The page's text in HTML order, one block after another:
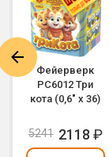
Фейерверк
РС6012 Три
кота (0,6" х 36)
5241 2118 ₽